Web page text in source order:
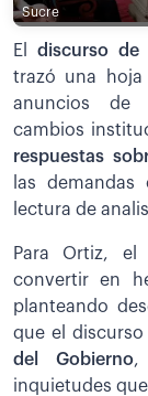
Sucre
El discurso de
trazó una
anuncios de
cambios
respuestas
las
lectura de
Para Ortiz, el
convertir en
planteando
que el discurso
del Gobierno,
inquietudes